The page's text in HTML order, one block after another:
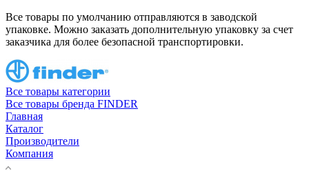
Все товары по умолчанию отправляются в заводской
упаковке. Можно заказать дополнительную упаковку за счет
заказчика для более безопасной транспортировки.
Все товары категории
Все товары бренда FINDER
Главная
Каталог
Производители
Компания